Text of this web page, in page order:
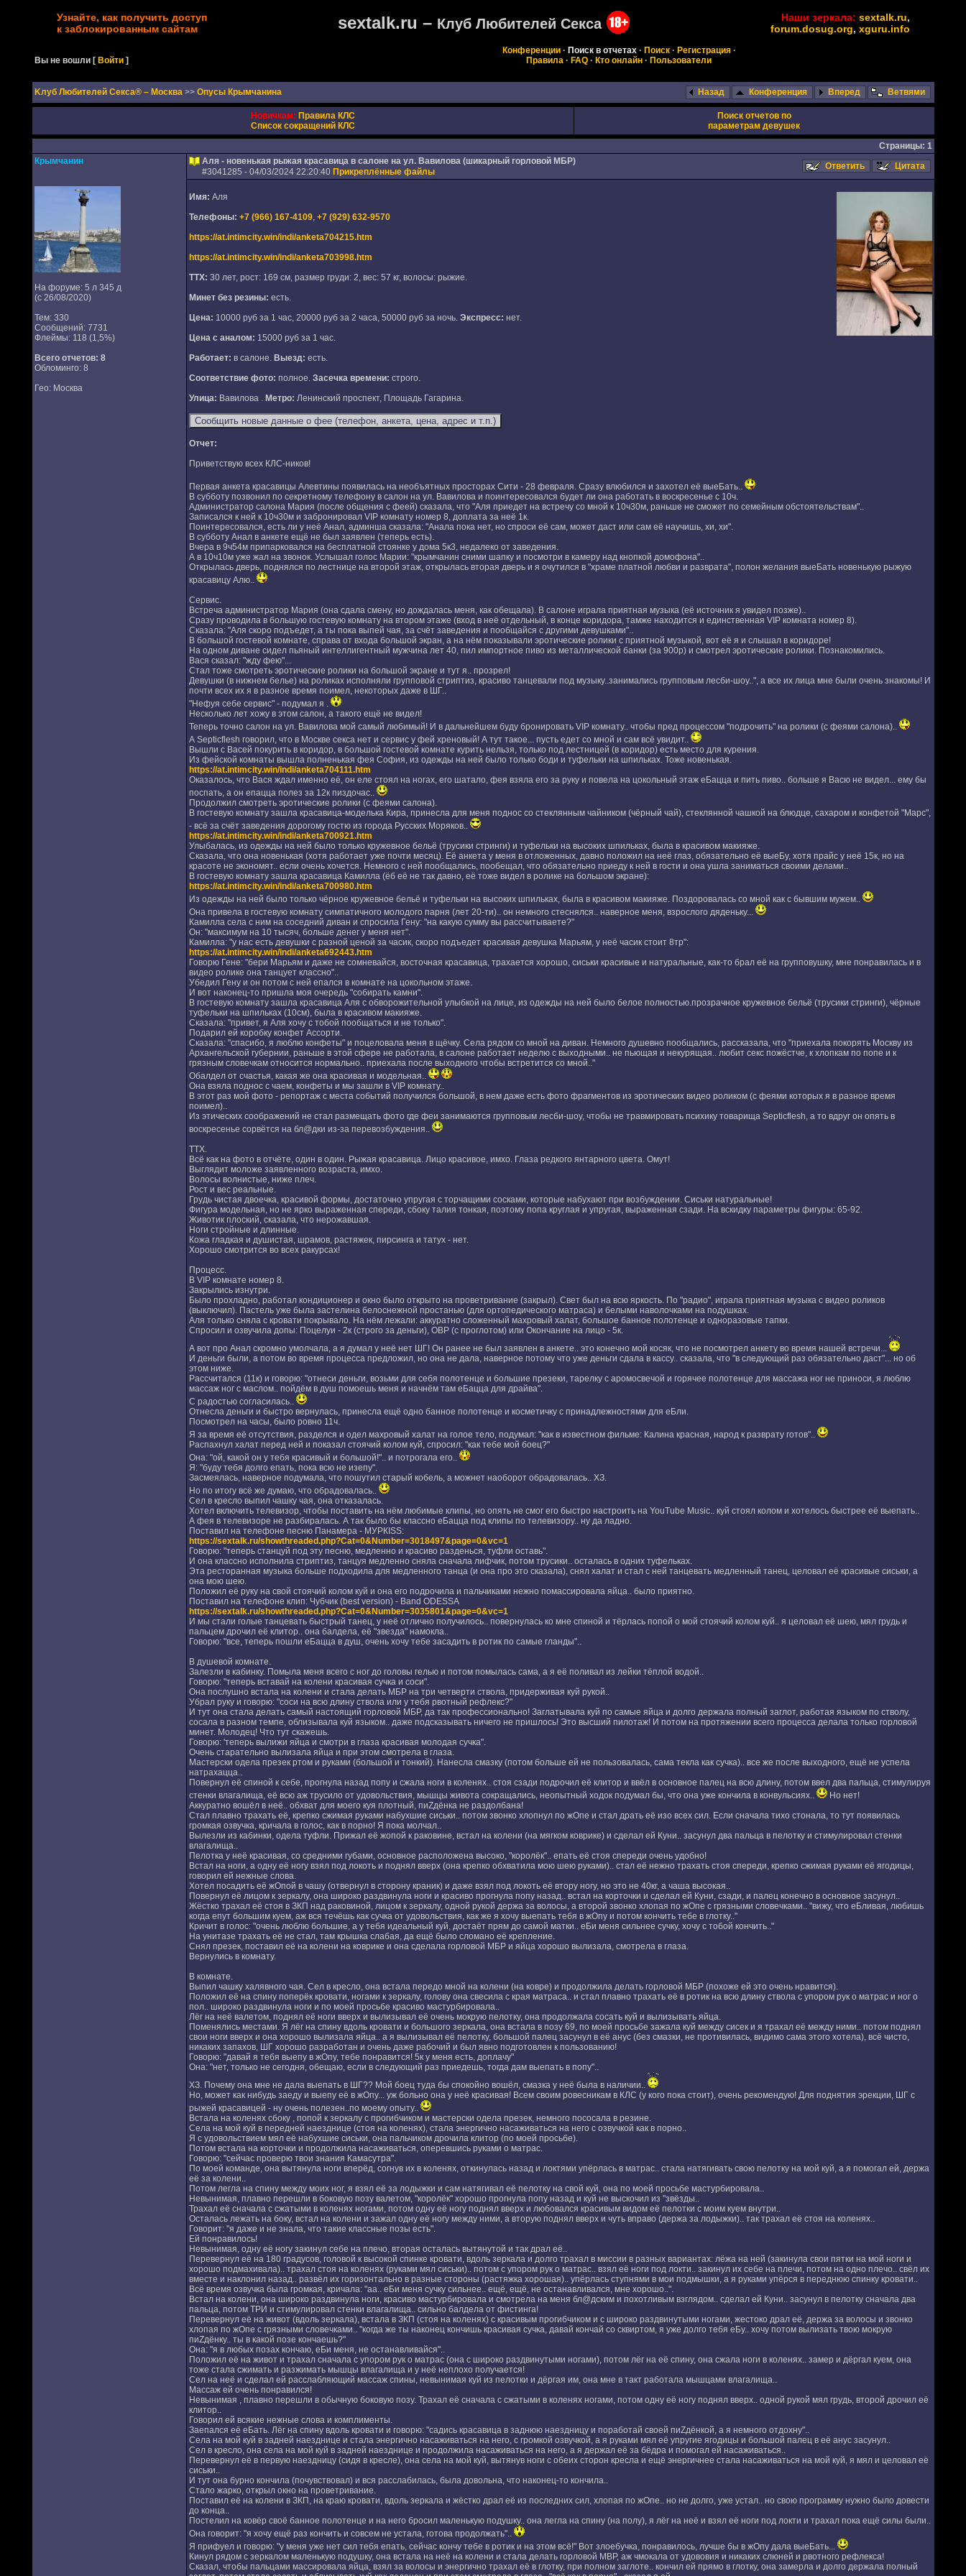
Узнайте, как получить доступ
к заблокированным сайтам
sextalk.ru – Клуб Любителей Секса Наши зеркала: sextalk.ru,
forum.dosug.org, xguru.info
Вы не вошли [Войти ]
Конференции· Поиск в отчетах· Поиск· Регистрация·
Правила · FAQ · Кто онлайн · Пользователи
Kлуб Любителей Секса® – Москва >> Опусы Крымчанина Назад Конференция Вперед Ветвями
Новичкам: Правила КЛС
Список сокращений КЛС
Поиск отчетов по
параметрам девушек
Страницы: 1
Крымчанин
На форуме: 5 л 345 д
(с 26/08/2020)
Тем: 330
Сообщений: 7731
Флеймы: 118 (1,5%)
Всего отчетов: 8
Обломинго: 8
Гео: Москва
Аля - новенькая рыжая красавица в салоне на ул. Вавилова (шикарный горловой МБР)
#3041285 - 04/03/2024 22:20:40 Прикреплённые файлы
Ответить Цитата
Имя: Аля
Телефоны: +7 (966) 167-4109, +7 (929) 632-9570
https://at.intimcity.win/indi/anketa704215.htm
https://at.intimcity.win/indi/anketa703998.htm
ТТХ: 30 лет, рост: 169 см, размер груди: 2, вес: 57 кг, волосы: рыжие.
Минет без резины: есть.
Цена: 10000 руб за 1 час, 20000 руб за 2 часа, 50000 руб за ночь. Экспресс: нет.
Цена с аналом: 15000 руб за 1 час.
Работает: в салоне. Выезд: есть.
Соответствие фото: полное. Засечка времени: строго.
Улица: Вавилова . Метро: Ленинский проспект, Площадь Гагарина.
Отчет:
Приветствую всех КЛС-ников!
Первая анкета красавицы Алевтины появилась на необъятных просторах Сити - 28 февраля. Сразу влюбился и захотел её выеБать..
В субботу позвонил по секретному телефону в салон на ул. Вавилова и поинтересовался будет ли она работать в воскресенье с 10ч.
Администратор салона Мария (после общения с феей) сказала, что "Аля приедет на встречу со мной к 10ч30м, раньше не сможет по семейным обстоятельствам"..
Записался к ней к 10ч30м и забронировал VIP комнату номер 8, доплата за неё 1к.
Поинтересовался, есть ли у неё Анал, админша сказала: "Анала пока нет, но спроси её сам, может даст или сам её научишь, хи, хи".
В субботу Анал в анкете ещё не был заявлен (теперь есть).
Вчера в 9ч54м припарковался на бесплатной стоянке у дома 5к3, недалеко от заведения.
А в 10ч10м уже жал на звонок. Услышал голос Марии: "крымчанин сними шапку и посмотри в камеру над кнопкой домофона"..
Открылась дверь, поднялся по лестнице на второй этаж, открылась вторая дверь и я очутился в "храме платной любви и разврата", полон желания выеБать новенькую рыжую
красавицу Алю..
Сервис.
Встреча администратор Мария (она сдала смену, но дождалась меня, как обещала). В салоне играла приятная музыка (её источник я увидел позже)..
Сразу проводила в большую гостевую комнату на втором этаже (вход в неё отдельный, в конце коридора, тамже находится и единственная VIP комната номер 8).
Сказала: "Аля скоро подъедет, а ты пока выпей чая, за счёт заведения и пообщайся с другими девушками"..
В большой гостевой комнате, справа от входа большой экран, а на нём показывали эротические ролики с приятной музыкой, вот её я и слышал в коридоре!
На одном диване сидел пьяный интеллигентный мужчина лет 40, пил импортное пиво из металлической банки (за 900р) и смотрел эротические ролики. Познакомились.
Вася сказал: "жду фею"...
Стал тоже смотреть эротические ролики на большой экране и тут я.. прозрел!
Девушки (в нижнем белье) на роликах исполняли групповой стриптиз, красиво танцевали под музыку..занимались групповым лесби-шоу..", а все их лица мне были очень знакомы! И
почти всех их я в разное время поимел, некоторых даже в ШГ..
"Нефуя себе сервис" - подумал я .
Несколько лет хожу в этом салон, а такого ещё не видел!
Теперь точно салон на ул. Вавилова мой самый любимый! И в дальнейшем буду бронировать VIP комнату.. чтобы пред процессом "подрочить" на ролики (с феями салона)..
А Septicflesh говорил, что в Москве секса нет и сервис у фей хреновый! А тут такое... пусть едет со мной и сам всё увидит..
Вышли с Васей покурить в коридор, в большой гостевой комнате курить нельзя, только под лестницей (в коридор) есть место для курения.
Из фейской комнаты вышла полненькая фея София, из одежды на ней было только боди и туфельки на шпильках. Тоже новенькая.
https://at.intimcity.win/indi/anketa704111.htm
Оказалось, что Вася ждал именно её, он еле стоял на ногах, его шатало, фея взяла его за руку и повела на цокольный этаж еБацца и пить пиво.. больше я Васю не видел... ему бы
поспать, а он епацца полез за 12к пиздочас..
Продолжил смотреть эротические ролики (с феями салона).
В гостевую комнату зашла красавица-моделька Кира, принесла для меня поднос со стеклянным чайником (чёрный чай), стеклянной чашкой на блюдце, сахаром и конфетой "Марс",
- всё за счёт заведения дорогому гостю из города Русских Моряков..
https://at.intimcity.win/indi/anketa700921.htm
Улыбалась, из одежды на ней было только кружевное бельё (трусики стринги) и туфельки на высоких шпильках, была в красивом макияже.
Сказала, что она новенькая (хотя работает уже почти месяц). Её анкета у меня в отложенных, давно положил на неё глаз, обязательно её выеБу, хотя прайс у неё 15к, но на
красоте не экономят.. если очень хочется. Немного с ней пообщались, пообещал, что обязательно приеду к ней в гости и она ушла заниматься своими делами..
В гостевую комнату зашла красавица Камилла (ёб её не так давно, её тоже видел в ролике на большом экране):
https://at.intimcity.win/indi/anketa700980.htm
Из одежды на ней было только чёрное кружевное бельё и туфельки на высоких шпильках, была в красивом макияже. Поздоровалась со мной как с бывшим мужем..
Она привела в гостевую комнату симпатичного молодого парня (лет 20-ти).. он немного стеснялся.. наверное меня, взрослого дяденьку...
Камилла села с ним на соседний диван и спросила Гену: "на какую сумму вы рассчитываете?"
Он: "максимум на 10 тысяч, больше денег у меня нет".
Камилла: "у нас есть девушки с разной ценой за часик, скоро подъедет красивая девушка Марьям, у неё часик стоит 8тр":
https://at.intimcity.win/indi/anketa692443.htm
Говорю Гене: "бери Марьям и даже не сомневайся, восточная красавица, трахается хорошо, сиськи красивые и натуральные, как-то брал её на групповушку, мне понравилась и в
видео ролике она танцует классно"..
Убедил Гену и он потом с ней епался в комнате на цокольном этаже.
И вот наконец-то пришла моя очередь "собирать камни".
В гостевую комнату зашла красавица Аля с обворожительной улыбкой на лице, из одежды на ней было белое полностью.прозрачное кружевное бельё (трусики стринги), чёрные
туфельки на шпильках (10см), была в красивом макияже.
Сказала: "привет, я Аля хочу с тобой пообщаться и не только".
Подарил ей коробку конфет Ассорти.
Сказала: "спасибо, я люблю конфеты" и поцеловала меня в щёчку. Села рядом со мной на диван. Немного душевно пообщались, рассказала, что "приехала покорять Москву из
Архангельской губернии, раньше в этой сфере не работала, в салоне работает неделю с выходными.. не пьющая и некурящая.. любит секс пожёстче, к хлопкам по попе и к
грязным словечкам относится нормально.. приехала после выходного чтобы встретится со мной.."
Обалдел от счастья, какая же она красивая и модельная..
Она взяла поднос с чаем, конфеты и мы зашли в VIP комнату..
В этот раз мой фото - репортаж с места событий получился большой, в нем даже есть фото фрагментов из эротических видео роликом (с феями которых я в разное время
поимел)..
Из этических соображений не стал размещать фото где феи занимаются групповым лесби-шоу, чтобы не травмировать психику товарища Septicflesh, а то вдруг он опять в
воскресенье сорвётся на бл@дки из-за перевозбуждения..
ТТХ.
Всё как на фото в отчёте, один в один. Рыжая красавица. Лицо красивое, имхо. Глаза редкого янтарного цвета. Омут!
Выглядит моложе заявленного возраста, имхо.
Волосы волнистые, ниже плеч.
Рост и вес реальные.
Грудь чистая двоечка, красивой формы, достаточно упругая с торчащими сосками, которые набухают при возбуждении. Сиськи натуральные!
Фигура модельная, но не ярко выраженная спереди, сбоку талия тонкая, поэтому попа круглая и упругая, выраженная сзади. На вскидку параметры фигуры: 65-92.
Животик плоский, сказала, что нерожавшая.
Ноги стройные и длинные.
Кожа гладкая и душистая, шрамов, растяжек, пирсинга и татух - нет.
Хорошо смотрится во всех ракурсах!
Процесс.
В VIP комнате номер 8.
Закрылись изнутри.
Было прохладно, работал кондиционер и окно было открыто на проветривание (закрыл). Свет был на всю яркость. По "радио", играла приятная музыка с видео роликов
(выключил). Пастель уже была застелина белоснежной простанью (для ортопедического матраса) и белыми наволочками на подушках.
Аля только сняла с кровати покрывало. На нём лежали: аккуратно сложенный махровый халат, большое банное полотенце и одноразовые тапки.
Спросил и озвучила допы: Поцелуи - 2к (строго за деньги), ОВР (с проглотом) или Окончание на лицо - 5к.
А вот про Анал скромно умолчала, а я думал у неё нет ШГ! Он ранее не был заявлен в анкете.. это конечно мой косяк, что не посмотрел анкету во время нашей встречи...
И деньги были, а потом во время процесса предложил, но она не дала, наверное потому что уже деньги сдала в кассу.. сказала, что "в следующий раз обязательно даст"... но об
этом ниже.
Рассчитался (11к) и говорю: "отнеси деньги, возьми для себя полотенце и большие презеки, тарелку с аромосвечой и горячее полотенце для массажа ног не приноси, я люблю
массаж ног с маслом.. пойдём в душ помоешь меня и начнём там еБацца для драйва".
С радостью согласилась..
Отнесла деньги и быстро вернулась, принесла ещё одно банное полотенце и косметичку с принадлежностями для еБли.
Посмотрел на часы, было ровно 11ч.
Я за время её отсутствия, разделся и одел махровый халат на голое тело, подумал: "как в известном фильме: Калина красная, народ к разврату готов"..
Распахнул халат перед ней и показал стоячий колом куй, спросил: "как тебе мой боец?"
Она: "ой, какой он у тебя красивый и большой!".. и потрогала его..
Я: "буду тебя долго епать, пока всю не изепу".
Засмеялась, наверное подумала, что пошутил старый кобель, а можнет наоборот обрадовалась.. ХЗ.
Но по итогу всё же думаю, что обрадовалась..
Сел в кресло выпил чашку чая, она отказалась.
Хотел включить телевизор, чтобы поставить на нём любимые клипы, но опять не смог его быстро настроить на YouTube Music.. куй стоял колом и хотелось быстрее её выепать..
А фея в телевизоре не разбиралась. А так было бы классно еБацца под клипы по телевизору.. ну да ладно.
Поставил на телефоне песню Панамера - МУРКISS:
https://sextalk.ru/showthreaded.php?Cat=0&Number=3018497&page=0&vc=1
Говорю: "теперь станцуй под эту песню, медленно и красиво разденься, туфли оставь".
И она классно исполнила стриптиз, танцуя медленно сняла сначала лифчик, потом трусики.. осталась в одних туфельках.
Эта ресторанная музыка больше подходила для медленного танца (и она про это сказала), снял халат и стал с ней танцевать медленный танец, целовал её красивые сиськи, а
она мою шею.
Положил её руку на свой стоячий колом куй и она его подрочила и пальчиками нежно помассировала яйца.. было приятно.
Поставил на телефоне клип: Чубчик (best version) - Band ODESSA
https://sextalk.ru/showthreaded.php?Cat=0&Number=3035801&page=0&vc=1
И мы стали голые танцевать быстрый танец, у неё отлично получилось.. повернулась ко мне спиной и тёрлась попой о мой стоячий колом куй.. я целовал её шею, мял грудь и
пальцем дрочил её клитор.. она балдела, её "звезда" намокла..
Говорю: "все, теперь пошли еБацца в душ, очень хочу тебе засадить в ротик по самые гланды"..
В душевой комнате.
Залезли в кабинку. Помыла меня всего с ног до головы гелью и потом помылась сама, а я её поливал из лейки тёплой водой..
Говорю: "теперь вставай на колени красивая сучка и соси".
Она послушно встала на колени и стала делать МБР на три четверти ствола, придерживая куй рукой..
Убрал руку и говорю: "соси на всю длину ствола или у тебя рвотный рефлекс?"
И тут она стала делать самый настоящий горловой МБР, да так профессионально! Заглатывала куй по самые яйца и долго держала полный заглот, работая языком по стволу,
сосала в разном темпе, облизывала куй языком.. даже подсказывать ничего не пришлось! Это высший пилотаж! И потом на протяжении всего процесса делала только горловой
минет. Молодец! Что тут скажешь.
Говорю: 'теперь вылижи яйца и смотри в глаза красивая молодая сучка".
Очень старательно вылизала яйца и при этом смотрела в глаза.
Мастерски одела презек ртом и руками (большой и тонкий). Нанесла смазку (потом больше ей не пользовалась, сама текла как сучка).. все же после выходного, ещё не успела
натрахацца..
Повернул её спиной к себе, прогнула назад попу и сжала ноги в коленях.. стоя сзади подрочил её клитор и ввёл в основное палец на всю длину, потом ввел два пальца, стимулируя
стенки влагалища, её всю аж трусило от удовольствия, мышцы живота сокращались, неопытный ходок подумал бы, что она уже кончила в конвульсиях..
Но нет!
Аккуратно вошёл в неё.. обхват для моего куя плотный, пиZдёнка не раздолбана!
Стал плавно трахать её, крепко сжимая руками набухшие сиськи.. потом звонко хлопнул по жОпе и стал драть её изо всех сил. Если сначала тихо стонала, то тут появилась
громкая озвучка, кричала в голос, как в порно! Я пока молчал..
Вылезли из кабинки, одела туфли. Прижал её жопой к раковине, встал на колени (на мягком коврике) и сделал ей Куни.. засунул два пальца в пелотку и стимулировал стенки
влагалища..
Пелотка у неё красивая, со средними губами, основное расположена высоко, "королёк".. епать её стоя спереди очень удобно!
Встал на ноги, а одну её ногу взял под локоть и поднял вверх (она крепко обхватила мою шею руками).. стал её нежно трахать стоя спереди, крепко сжимая руками её ягодицы,
говорил ей нежные слова.
Хотел посадить её жОпой в чашу (отвернул в сторону краник) и даже взял под локоть её втору ногу, но это не 40кг, а чаша высокая..
Повернул её лицом к зеркалу, она широко раздвинула ноги и красиво прогнула попу назад.. встал на корточки и сделал ей Куни, сзади, и палец конечно в основное засунул..
Жёстко трахал её стоя в ЗКП над раковиной, лицом к зеркалу, одной рукой держа за волосы, а второй звонко хлопая по жОпе с грязными словечками.. "вижу, что еБливая, любишь
когда епут большим куем, аж вся течёшь как сучка от удовольствия, как же я хочу выепать тебя в жОпу и потом кончить тебе в глотку.."
Кричит в голос: "очень люблю большие, а у тебя идеальный куй, достаёт прям до самой матки.. еБи меня сильнее сучку, хочу с тобой кончить.."
На унитазе трахать её не стал, там крышка слабая, да ещё было сломано её крепление.
Снял презек, поставил её на колени на коврике и она сделала горловой МБР и яйца хорошо вылизала, смотрела в глаза.
Вернулись в комнату.
В комнате.
Выпил чашку халявного чая. Сел в кресло, она встала передо мной на колени (на ковре) и продолжила делать горловой МБР (похоже ей это очень нравится).
Положил её на спину поперёк кровати, ногами к зеркалу, голову она свесила с края матраса.. и стал плавно трахать её в ротик на всю длину ствола с упором рук о матрас и ног о
пол.. широко раздвинула ноги и по моей просьбе красиво мастурбировала..
Лёг на неё валетом, поднял её ноги вверх и вылизывал её очень мокрую пелотку, она продолжала сосать куй и вылизывать яйца.
Поменялись местами. Я лёг на спину вдоль кровати и большого зеркала, она встала в позу 69, по моей просьбе зажала куй между сисек и я трахал её между ними.. потом поднял
свои ноги вверх и она хорошо вылизала яйца.. а я вылизывал её пелотку, большой палец засунул в её анус (без смазки, не противилась, видимо сама этого хотела), всё чисто,
никаких запахов, ШГ хорошо разработан и очень даже рабочий и был явно подготовлен к пользованию!
Говорю: "давай я тебя выепу в жОпу, тебе понравится! 5к у меня есть, доплачу"
Она: "нет, только не сегодня, обещаю, если в следующий раз приедешь, тогда дам выепать в попу"..
ХЗ. Почему она мне не дала выепать в ШГ?? Мой боец туда бы спокойно вошёл, смазка у неё была в наличии..
Но, может как нибудь заеду и выепу её в жОпу... уж больно она у неё красивая! Всем своим ровесникам в КЛС (у кого пока стоит), очень рекомендую! Для поднятия эрекции, ШГ с
рыжей красавицей - ну очень полезен..по моему опыту..
Встала на коленях сбоку , попой к зеркалу с прогибчиком и мастерски одела презек, немного пососала в резине.
Села на мой куй в передней наезднице (стоя на коленях), стала энергично насаживаться на него с озвучкой как в порно..
Я с удовольствием мял её набухшие сиськи, она пальчиком дрочила клитор (по моей просьбе).
Потом встала на корточки и продолжила насаживаться, оперевшись руками о матрас.
Говорю: "сейчас проверю твои знания Камасутра".
По моей команде, она вытянула ноги вперёд, согнув их в коленях, откинулась назад и локтями упёрлась в матрас.. стала натягивать свою пелотку на мой куй, а я помогал ей, держа
её за колени..
Потом легла на спину между моих ног, я взял её за лодыжки и сам натягивал её пелотку на свой куй, она по моей просьбе мастурбировала..
Невынимая, плавно перешли в боковую позу валетом, "королёк" хорошо прогнула попу назад и куй не выскочил из "звёзды..
Трахал её сначала с сжатыми в коленях ногами, потом одну её ногу поднял вверх и любовался красивым видом её пелотки с моим куем внутри..
Осталась лежать на боку, встал на колени и зажал одну её ногу между ними, а вторую поднял вверх и чуть вправо (держа за лодыжки).. так трахал её стоя на коленях..
Говорит: "я даже и не знала, что такие классные позы есть".
Ей понравилось!
Невынимая, одну её ногу закинул себе на плечо, вторая осталась вытянутой и так драл её..
Перевернул её на 180 градусов, головой к высокой спинке кровати, вдоль зеркала и долго трахал в миссии в разных вариантах: лёжа на ней (закинула свои пятки на мой ноги и
хорошо подмахивала).. трахал стоя на коленях (руками мял сиськи).. потом с упором рук о матрас.. взял её ноги под локти.. закинул их себе на плечи, потом на одно плечо.. свёл их
вместе и наклонил назад.. развёл их горизонтально в разные стороны (растяжка хорошая).. упёрлась ступнями в мои подмышки, а я руками упёрся в переднюю спинку кровати..
Всё время озвучка была громкая, кричала: "аа.. еБи меня сучку сильнее.. ещё, ещё, не останавливался, мне хорошо..".
Встал на колени, она широко раздвинула ноги, красиво мастурбировала и смотрела на меня бл@дским и похотливым взглядом.. сделал ей Куни.. засунул в пелотку сначала два
пальца, потом ТРИ и стимулировал стенки влагалища.. сильно балдела от фистинга!
Перевернул её на живот (вдоль зеркала), встала в ЗКП (стоя на коленях) с красивым прогибчиком и с широко раздвинутыми ногами, жестоко драл её, держа за волосы и звонко
хлопая по жОпе с грязными словечками.. "когда же ты наконец кончишь красивая сучка, давай кончай со сквиртом, я уже долго тебя еБу.. хочу потом вылизать твою мокрую
пиZдёнку.. ты в какой позе кончаешь?"
Она: "я в любых позах кончаю, еБи меня, не останавливайся"..
Положил её на живот и трахал сначала с упором рук о матрас (она с широко раздвинутыми ногами), потом лёг на её спину, она сжала ноги в коленях.. замер и дёргал куем, она
тоже стала сжимать и разжимать мышцы влагалища и у неё неплохо получается!
Сел на неё и сделал ей расслабляющий массаж спины, невынимая куй из пелотки и дёргая им, она мне в такт работала мышцами влагалища..
Массаж ей очень понравился!
Невынимая , плавно перешли в обычную боковую позу. Трахал её сначала с сжатыми в коленях ногами, потом одну её ногу поднял вверх.. одной рукой мял грудь, второй дрочил её
клитор..
Говорил ей всякие нежные слова и комплименты.
Заепался её еБать. Лёг на спину вдоль кровати и говорю: "садись красавица в заднюю наездницу и поработай своей пиZдёнкой, а я немного отдохну"..
Села на мой куй в задней наезднице и стала энергично насаживаться на него, с громкой озвучкой, а я руками мял её упругие ягодицы и большой палец в её анус засунул..
Сел в кресло, она села на мой куй в задней наезднице и продолжила насаживаться на него, а я держал её за бёдра и помогал ей насаживаться..
Перевернул её в первую наездницу (сидя в кресле), она села на мой куй, вытянув ноги с обеих сторон кресла и ещё энергичнее стала насаживаться на мой куй, я мял и целовал её
сиськи..
И тут она бурно кончила (почувствовал) и вся расслабилась, была довольна, что наконец-то кончила..
Стало жарко, открыл окно на проветривание.
Поставил её на колени в ЗКП, на краю кровати, вдоль зеркала и жёстко драл её из последних сил, хлопая по жОпе.. но не долго, уже устал.. но свою программу нужно было довести
до конца..
Постелил на ковёр своё банное полотенце и на него бросил маленькую подушку.. она легла на спину (на полу), я лёг на неё и взял её ноги под локти и трахал пока ещё силы были..
Она говорит: "я хочу ещё раз кончить и совсем не устала, готова продолжать"..
Я прифуел и говорю: "у меня уже нет сил тебя епать, сейчас кончу тебе в ротик и на этом всё!" Вот злоебучка, понравилось, лучше бы в жОпу дала выеБать...
Кинул рядом с зеркалом маленькую подушку, она встала на неё на колени и стала делать горловой МВР, аж чмокала от удововия и никаких слюней и рвотного рефлекса!
Сказал, чтобы пальцами массировала яйца, взял за волосы и энергично трахал её в глотку, при полном заглоте.. кончил ей прямо в глотку, она замерла и долго держала полный